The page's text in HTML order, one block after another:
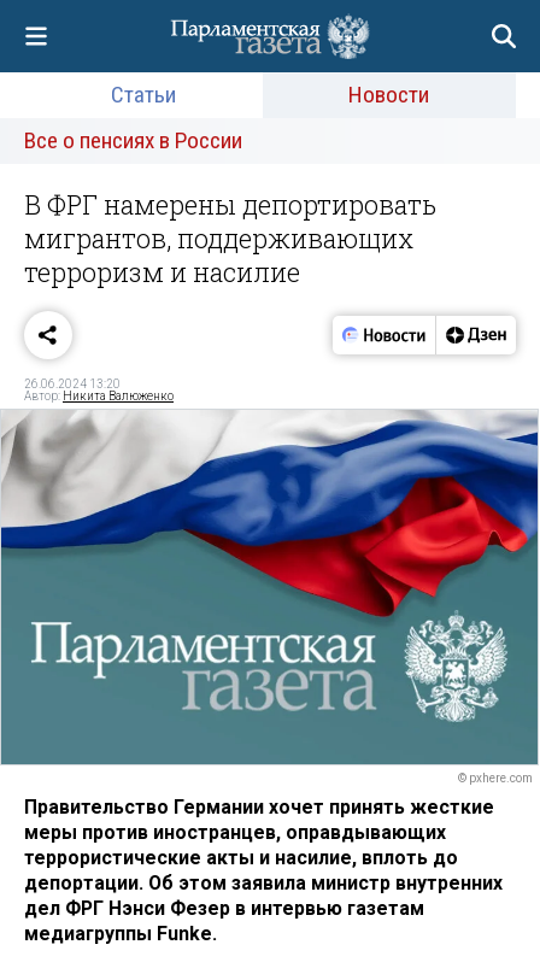
Статьи
Новости
Все о пенсиях в России
В ФРГ намерены депортировать
мигрантов, поддерживающих
терроризм и насилие
26.06.2024 13:20
Автор: Никита Валюженко
© pxhere.com
Правительство Германии хочет принять жесткие
меры против иностранцев, оправдывающих
террористические акты и насилие, вплоть до
депортации. Об этом заявила министр внутренних
дел ФРГ Нэнси Фезер в интервью газетам
медиагруппы Funke.